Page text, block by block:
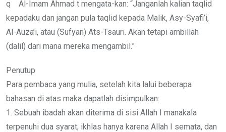
q Al-Imam Ahmad t mengata-kan: “Janganlah kalian taqlid
kepadaku dan jangan pula taqlid kepada Malik, Asy-Syafi’i,
Al-Auza’i, atau (Sufyan) Ats-Tsauri. Akan tetapi ambillah
(dalil) dari mana mereka mengambil.”
Penutup
Para pembaca yang mulia, setelah kita lalui beberapa
bahasan di atas maka dapatlah disimpulkan:
1. Sebuah ibadah akan diterima di sisi Allah I manakala
terpenuhi dua syarat; ikhlas hanya karena Allah I semata, dan